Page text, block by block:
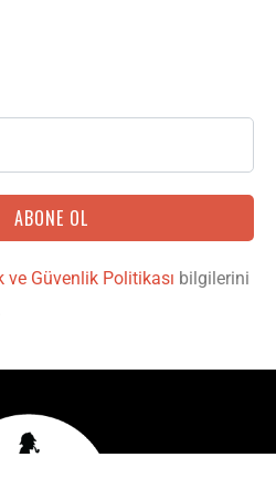
ABONE OL
ve Güvenlik Politikası bilgilerini